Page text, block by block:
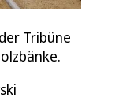
Tribüne